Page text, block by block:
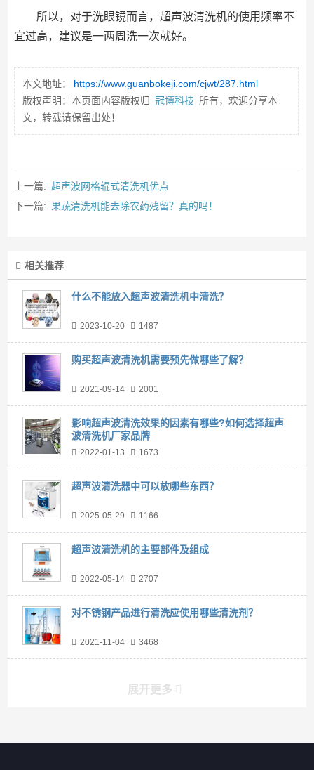
所以，对于洗眼镜而言，超声波清洗机的使用频率不
宜过高，建议是一两周洗一次就好。
本文地址：
https://www.guanbokeji.com/cjwt/287.html
版权声明：本页面内容版权归 冠博科技 所有，欢迎分享本
文，转载请保留出处！
上一篇: 超声波网格辊式清洗机优点
下一篇: 果蔬清洗机能去除农药残留？真的吗！
相关推荐
什么不能放入超声波清洗机中清洗？
2023-10-20 1487
购买超声波清洗机需要预先做哪些了解？
2021-09-14 2001
影响超声波清洗效果的因素有哪些?如何选择超声
波清洗机厂家品牌
2022-01-13 1673
超声波清洗器中可以放哪些东西？
2025-05-29 1166
超声波清洗机的主要部件及组成
2022-05-14 2707
对不锈钢产品进行清洗应使用哪些清洗剂？
2021-11-04 3468
展开更多